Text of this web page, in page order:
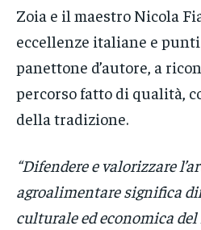
Zoia e il maestro Nicola
eccellenze italiane e
panettone d’autore, a
percorso fatto di qualità,
della tradizione.
“Difendere e valorizzare
agroalimentare significa
culturale ed economica del